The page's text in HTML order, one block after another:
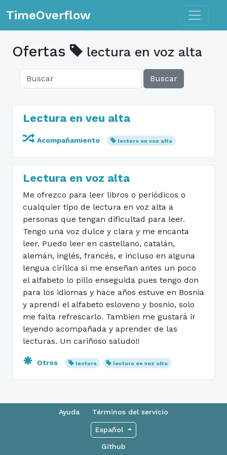
TimeOverflow Toggle
Ofertas lectura en voz alta
Buscar
Lectura en veu alta
Acompañamiento lectura en voz alta
Lectura en voz alta
Me ofrezco para leer libros o periódicos o
cualquier tipo de lectura en voz alta a
personas que tengan dificultad para leer.
Tengo una voz dulce y clara y me encanta
leer. Puedo leer en castellano, catalán,
alemán, inglés, francés, e incluso en alguna
lengua cirílica si me enseñan antes un poco
el alfabeto lo pillo enseguida pues tengo don
para los idiomas y hace años estuve en Bosnia
y aprendí el alfabeto esloveno y bosnio, solo
me falta refrescarlo. Tambien me gustará ir
leyendo acompañada y aprender de las
lecturas. Un cariñoso saludo!!
Otros lectura lectura en voz alta
Ayuda Términos del servicio
Español
Github